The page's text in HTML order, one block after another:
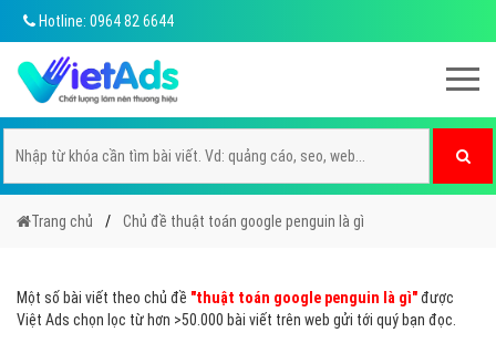
Hotline: 0964 82 6644
Trang chủ Chủ đề thuật toán google penguin là gì
Một số bài viết theo chủ đề "thuật toán google penguin là gì"được
Việt Ads chọn lọc từ hơn >50.000 bài viết trên web gửi tới quý bạn đọc.